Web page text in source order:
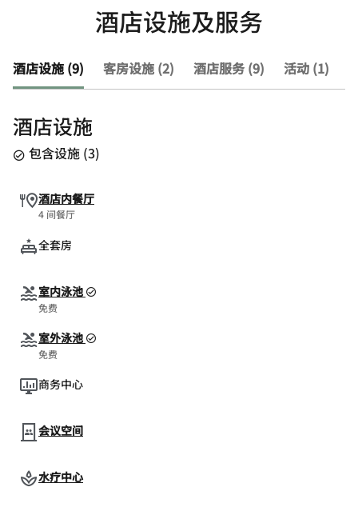
酒店设施及服务
酒店设施 (9) 客房设施 (2) 酒店服务 (9) 活动 (1)
酒店设施
包含设施 (3)
酒店内餐厅
4 间餐厅
全套房
室内泳池
免费
室外泳池
免费
商务中心
会议空间
水疗中心